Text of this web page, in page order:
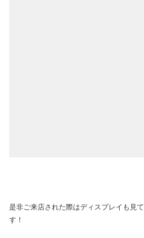
是非ご来店された際はディスプレイも見
す！